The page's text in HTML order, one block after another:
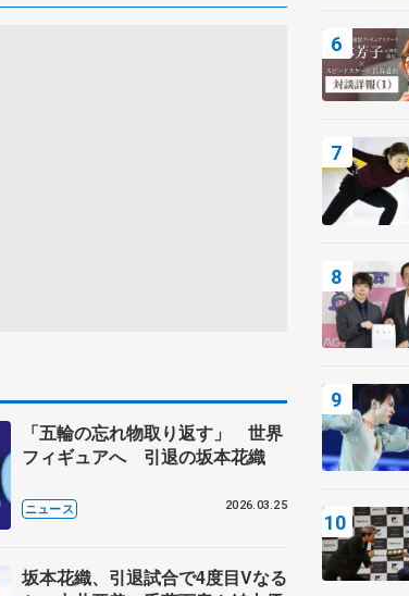
「五輪の忘れ物取り返す」 世界
フィギュアへ 引退の坂本花織
ニュース 2026.03.25
坂本花織、引退試合で4度目Vなる